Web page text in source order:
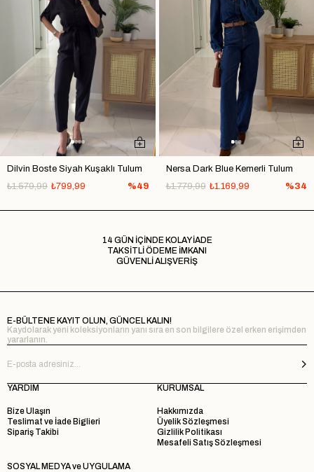
Dilvin Boste Siyah Kuşaklı Tulum
₺799,99
₺1.579,99 %49
Nersa Dark Blue Kemerli Tulum
₺1.169,99
₺1.779,99 %34
14 GÜN İÇİNDE KOLAY İADE
TAKSİTLİ ÖDEME İMKANI
GÜVENLİ ALIŞVERİŞ
E-BÜLTENE KAYIT OLUN, GÜNCEL KALIN!
Kaydolarak yeni koleksiyonların yanı sıra en son bilgilere özel erken erişimden
yararlanın.
YARDIM
Bize Ulaşın
Teslimat ve İade Biglieri
Sipariş Takibi
KURUMSAL
Hakkımızda
Üyelik Sözleşmesi
Gizlilik Politikası
Mesafeli Satış Sözleşmesi
SOSYAL MEDYA ve UYGULAMA